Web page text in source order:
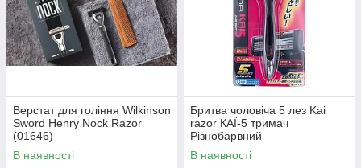
Верстат для гоління Wilkinson
Sword Henry Nock Razor
(01646)
В наявності
Бритва чоловіча 5 лез Kai
razor КАЇ-5 тримач
Різнобарвний
В наявності